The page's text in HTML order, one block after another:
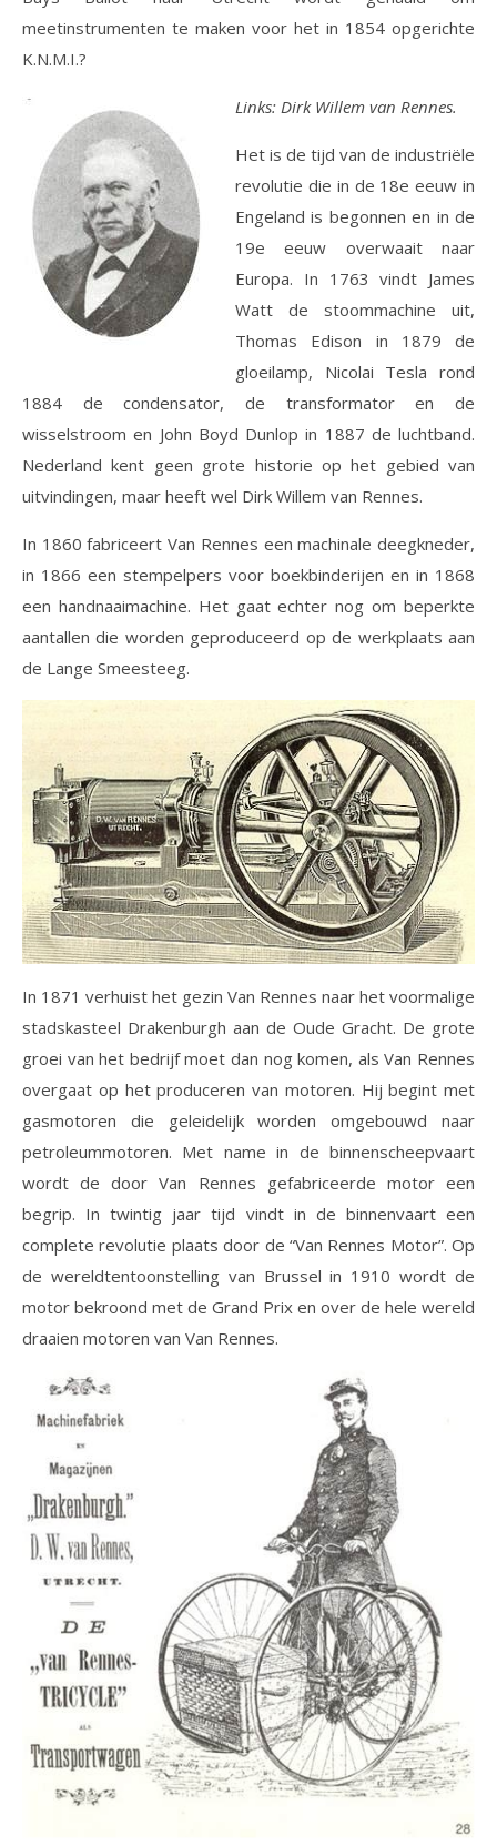
meetinstrumenten te maken voor het in 1854 opgerichte
K.N.M.I.?
Links: Dirk Willem van Rennes.
Het is de tijd van de industriële
revolutie die in de 18e eeuw in
Engeland is begonnen en in de
19e eeuw overwaait naar
Europa. In 1763 vindt James
Watt de stoommachine uit,
Thomas Edison in 1879 de
gloeilamp, Nicolai Tesla rond
1884 de condensator, de transformator en de
wisselstroom en John Boyd Dunlop in 1887 de luchtband.
Nederland kent geen grote historie op het gebied van
uitvindingen, maar heeft wel Dirk Willem van Rennes.
In 1860 fabriceert Van Rennes een machinale deegkneder,
in 1866 een stempelpers voor boekbinderijen en in 1868
een handnaaimachine. Het gaat echter nog om beperkte
aantallen die worden geproduceerd op de werkplaats aan
de Lange Smeesteeg.
In 1871 verhuist het gezin Van Rennes naar het voormalige
stadskasteel Drakenburgh aan de Oude Gracht. De grote
groei van het bedrijf moet dan nog komen, als Van Rennes
overgaat op het produceren van motoren. Hij begint met
gasmotoren die geleidelijk worden omgebouwd naar
petroleummotoren. Met name in de binnenscheepvaart
wordt de door Van Rennes gefabriceerde motor een
begrip. In twintig jaar tijd vindt in de binnenvaart een
complete revolutie plaats door de “Van Rennes Motor”. Op
de wereldtentoonstelling van Brussel in 1910 wordt de
motor bekroond met de Grand Prix en over de hele wereld
draaien motoren van Van Rennes.